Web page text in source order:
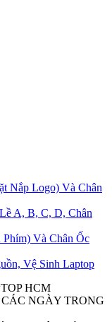
Nắp Logo) Và Chân
A, B, C, D, Chân
Và Chân Ốc
Vệ Sinh Laptop
HCM
CÁC NGÀY TRONG